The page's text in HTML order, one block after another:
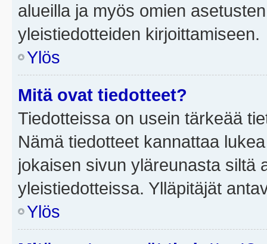
alueilla ja myös omien
yleistiedotteiden kirjoittamiseen.
Ylös
Mitä ovat tiedotteet?
Tiedotteissa on usein tärkeää
Nämä tiedotteet kannattaa
jokaisen sivun yläreunasta siltä
yleistiedotteissa. Ylläpitäjät
Ylös